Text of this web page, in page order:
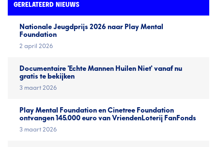
GERELATEERD NIEUWS
Nationale Jeugd­prijs 2026 naar Play Mental
Foundation
2 april 2026
Documentaire 'Echte Mannen Huilen Niet' vanaf nu
gratis te bekijken
3 maart 2026
Play Mental Foundation en Cinetree Foundation
ontvangen 145.000 euro van VriendenLoterij FanFonds
3 maart 2026